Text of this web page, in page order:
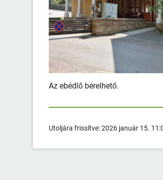
Az ebédlő bérelhető.
Utoljára frissítve:2026 január 15.